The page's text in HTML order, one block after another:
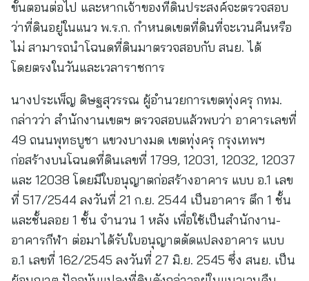
ขั้นตอนต่อไป และหากเจ้าของที่ดินประสงค์จะตรวจสอบ
ว่าที่ดินอยู่ในแนว พ.ร.ก. กำหนดเขตที่ดินที่จะเวนคืนหรือ
ไม่ สามารถนำโฉนดที่ดินมาตรวจสอบกับ สนย. ได้
โดยตรงในวันและเวลาราชการ
นางประเพ็ญ ดิษฐสุวรรณ ผู้อำนวยการเขตทุ่งครุ กทม.
กล่าวว่า สำนักงานเขตฯ ตรวจสอบแล้วพบว่า อาคารเลขที่
49 ถนนพุทธบูชา แขวงบางมด เขตทุ่งครุ กรุงเทพฯ
ก่อสร้างบนโฉนดที่ดินเลขที่ 1799, 12031, 12032, 12037
และ 12038 โดยมีใบอนุญาตก่อสร้างอาคาร แบบ อ.1 เลข
ที่ 517/2544 ลงวันที่ 21 ก.ย. 2544 เป็นอาคาร ตึก 1 ชั้น
และชั้นลอย 1 ชั้น จำนวน 1 หลัง เพื่อใช้เป็นสำนักงาน-
อาคารกีฬา ต่อมาได้รับใบอนุญาตดัดแปลงอาคาร แบบ
อ.1 เลขที่ 162/2545 ลงวันที่ 27 มิ.ย. 2545 ซึ่ง สนย. เป็น